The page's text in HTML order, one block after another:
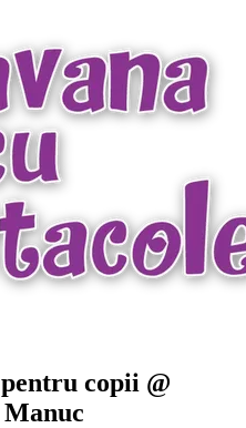
copii @